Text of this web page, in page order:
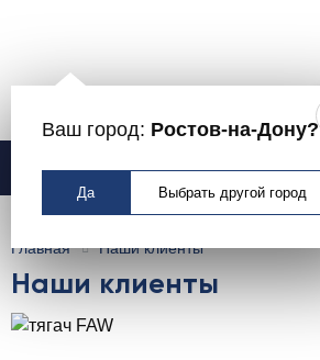
Ваш город: Ростов-на-Дону?
Да Выбрать другой город
Москва
Главная Наши клиенты
Наши клиенты